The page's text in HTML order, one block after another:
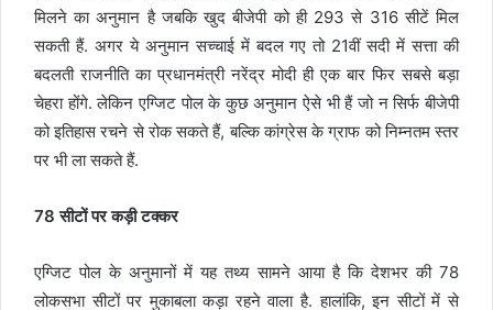
मिलने का अनुमान है जबकि खुद बीजेपी को ही 293 से 316 सीटें मिल
सकती हैं. अगर ये अनुमान सच्चाई में बदल गए तो 21वीं सदी में सत्ता की
बदलती राजनीति का प्रधानमंत्री नरेंद्र मोदी ही एक बार फिर सबसे बड़ा
चेहरा होंगे. लेकिन एग्जिट पोल के कुछ अनुमान ऐसे भी हैं जो न सिर्फ बीजेपी
को इतिहास रचने से रोक सकते हैं, बल्कि कांग्रेस के ग्राफ को निम्नतम स्तर
पर भी ला सकते हैं.
78 सीटों पर कड़ी टक्कर
एग्जिट पोल के अनुमानों में यह तथ्य सामने आया है कि देशभर की 78
लोकसभा सीटों पर मुकाबला कड़ा रहने वाला है. हालांकि, इन सीटों में से